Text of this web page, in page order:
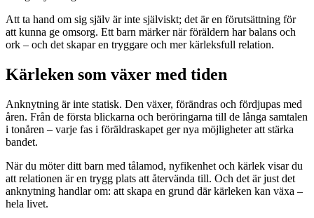
Att ta hand om sig själv är inte själviskt; det är en förutsättning för
att kunna ge omsorg. Ett barn märker när föräldern har balans och
ork – och det skapar en tryggare och mer kärleksfull relation.
Kärleken som växer med tiden
Anknytning är inte statisk. Den växer, förändras och fördjupas med
åren. Från de första blickarna och beröringarna till de långa samtalen
i tonåren – varje fas i föräldraskapet ger nya möjligheter att stärka
bandet.
När du möter ditt barn med tålamod, nyfikenhet och kärlek visar du
att relationen är en trygg plats att återvända till. Och det är just det
anknytning handlar om: att skapa en grund där kärleken kan växa –
hela livet.